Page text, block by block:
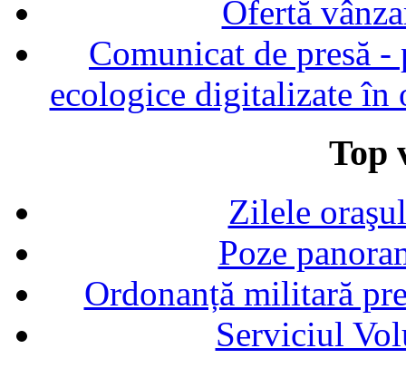
Ofertă
Comunicat de presă
ecologice digitalizate în
Top
Zilele
Poze
Ordonanță militară
Serviciul